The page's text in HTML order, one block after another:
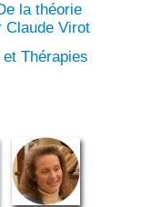
la théorie
Claude Virot
Thérapies